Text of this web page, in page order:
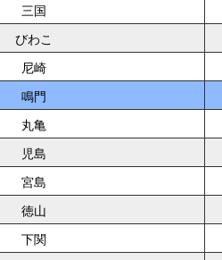
三国
びわこ
尼崎
鳴門
丸亀
児島
宮島
徳山
下関